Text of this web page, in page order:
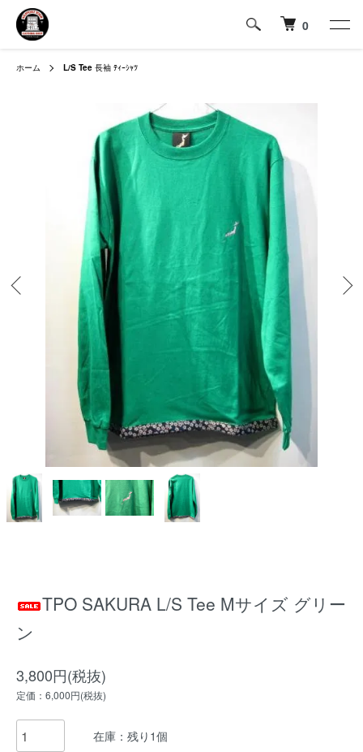
0
ホーム L/S Tee 長袖 ﾃｨｰｼｬﾂ
TPO SAKURA L/S Tee Mサイズ グリー
ン
3,800円(税抜)
定価：6,000円(税抜)
在庫：残り1個